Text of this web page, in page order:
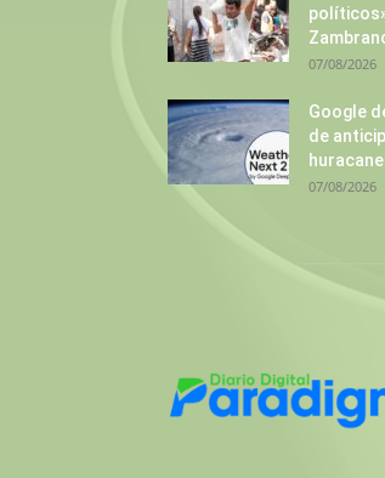
07/08/2026
Google
de
07/08/2026